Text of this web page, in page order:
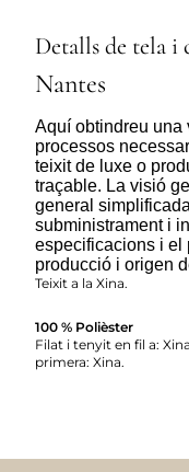
Detalls de tela i
Nantes
Aquí obtindreu una
processos
teixit de luxe o
traçable. La visió
general
subministrament i
especificacions i el
producció i origen
Teixit a la Xina.
100 % Polièster
Filat i tenyit en fil a:
primera: Xina.